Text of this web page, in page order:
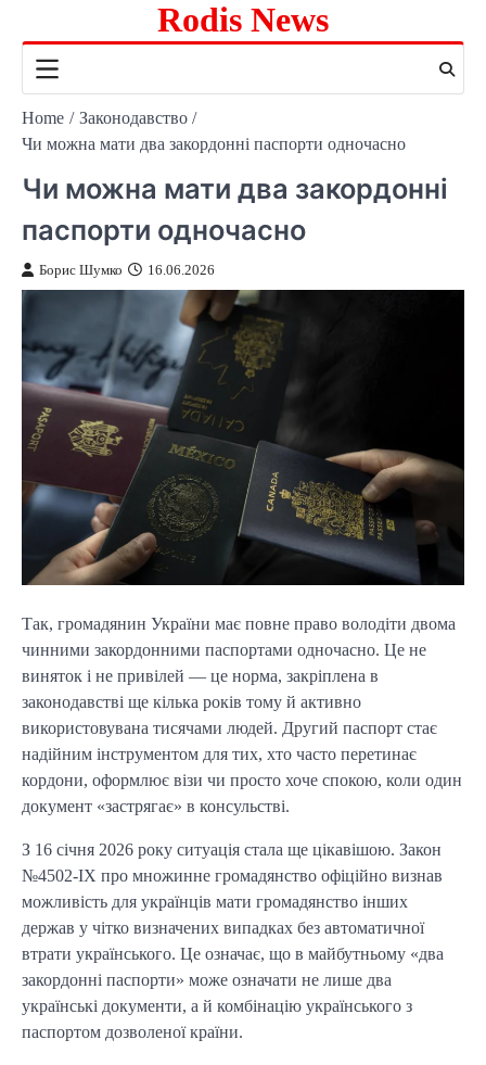
content
Rodis News
Home
Законодавство
Чи можна мати два закордонні паспорти одночасно
Чи можна мати два закордонні
паспорти одночасно
Борис Шумко 16.06.2026
Так, громадянин України має повне право володіти двома
чинними закордонними паспортами одночасно. Це не
виняток і не привілей — це норма, закріплена в
законодавстві ще кілька років тому й активно
використовувана тисячами людей. Другий паспорт стає
надійним інструментом для тих, хто часто перетинає
кордони, оформлює візи чи просто хоче спокою, коли один
документ «застрягає» в консульстві.
З 16 січня 2026 року ситуація стала ще цікавішою. Закон
№4502-IX про множинне громадянство офіційно визнав
можливість для українців мати громадянство інших
держав у чітко визначених випадках без автоматичної
втрати українського. Це означає, що в майбутньому «два
закордонні паспорти» може означати не лише два
українські документи, а й комбінацію українського з
паспортом дозволеної країни.